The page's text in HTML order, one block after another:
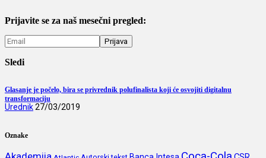
Prijavite se za naš mesečni pregled:
Sledi
Glasanje je počelo, bira se privrednik polufinalista koji će osvojiti digitalnu
transformaciju
Urednik27/03/2019
Oznake